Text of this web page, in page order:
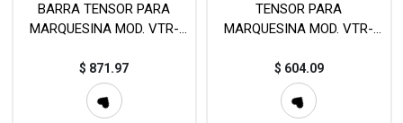
BARRA TENSOR PARA
MARQUESINA MOD. VTR-
$ 871.97
TENSOR PARA
MARQUESINA MOD. VTR-
$ 604.09